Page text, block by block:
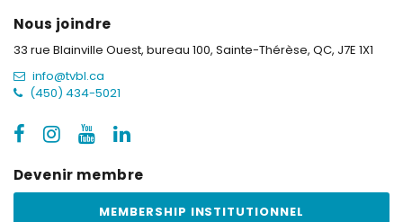
Nous joindre
33 rue Blainville Ouest, bureau 100, Sainte-Thérèse, QC, J7E 1X1
info@tvbl.ca
(450) 434-5021
Devenir membre
MEMBERSHIP INSTITUTIONNEL